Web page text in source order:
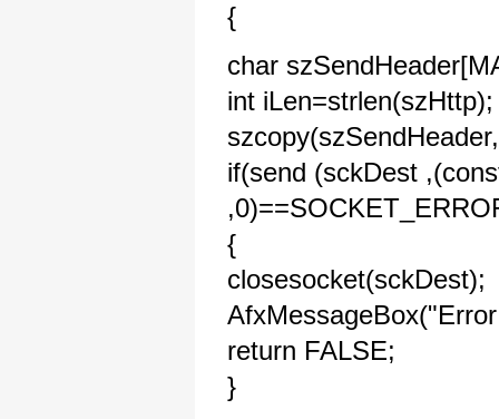
{
char
int iLen=strlen(szHttp);
if(send (sckDest
{
closesocket(sckDest);
return FALSE;
}